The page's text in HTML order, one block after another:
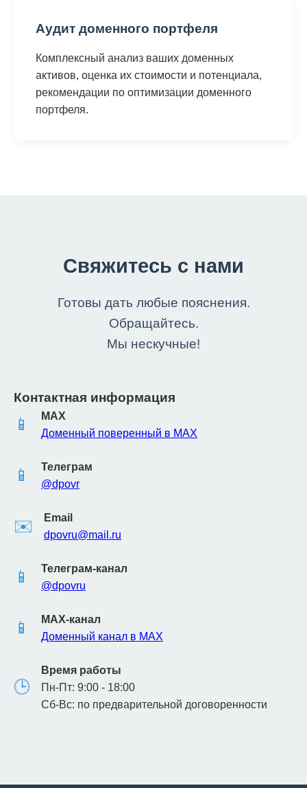
Аудит доменного портфеля
Комплексный анализ ваших доменных
активов, оценка их стоимости и потенциала,
рекомендации по оптимизации доменного
портфеля.
Свяжитесь с нами
Готовы дать любые пояснения.
Обращайтесь.
Мы нескучные!
Контактная информация
📱
MAX
Доменный поверенный в MAX
📱
Телеграм
@dpovr
✉️
Email
dpovru@mail.ru
📱
Телеграм-канал
@dpovru
📱
MAX-канал
Доменный канал в MAX
🕒
Время работы
Пн-Пт: 9:00 - 18:00
Сб-Вс: по предварительной договоренности